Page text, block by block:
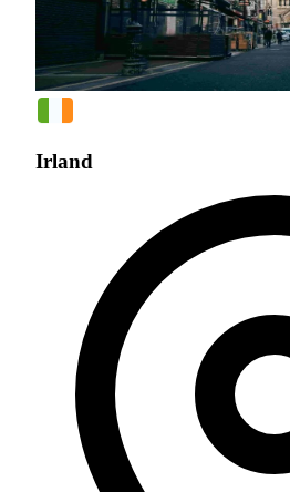
Irland